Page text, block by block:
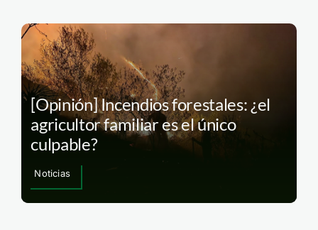
[Opinión] Incendios forestales: ¿el
agricultor familiar es el único
culpable?
Noticias